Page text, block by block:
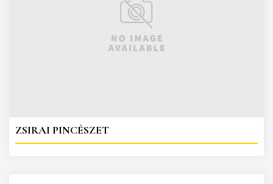
ZSIRAI PINCÉSZET